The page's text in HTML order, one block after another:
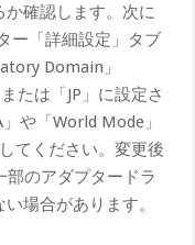
か確認します。次に
ー「詳細設定」タブ
Domain」
たは「JP」に設定さ
や「World Mode」
てください。変更後
部のアダプタードラ
場合があります。